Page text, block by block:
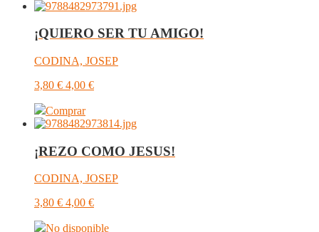
¡QUIERO SER TU AMIGO!
CODINA, JOSEP
3,80 € 4,00 €
Comprar
¡REZO COMO JESUS!
CODINA, JOSEP
3,80 € 4,00 €
No disponible